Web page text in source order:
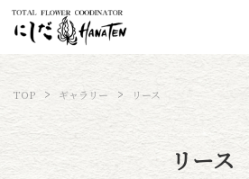
TOP ギャラリー リース
リース